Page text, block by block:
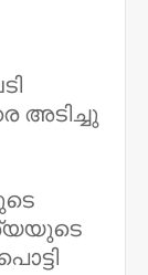
അടിച്ചു